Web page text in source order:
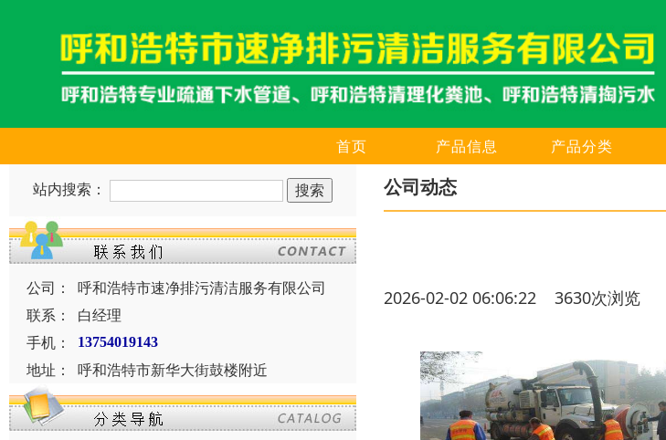
首页 产品信息 产品分类
站内搜索：
公司：
呼和浩特市速净排污清洁服务有限公司
联系：
白经理
手机：
13754019143
地址： 呼和浩特市新华大街鼓楼附近
公司动态
2026-02-02 06:06:22 3630次浏览